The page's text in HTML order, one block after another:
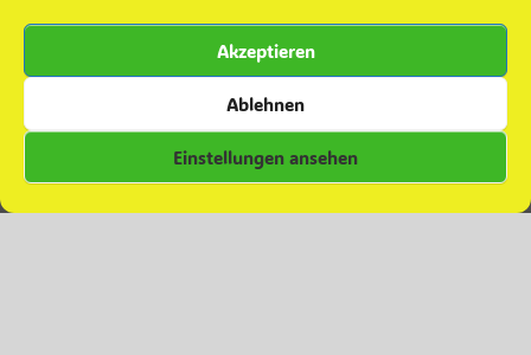
Akzeptieren
Ablehnen
Einstellungen ansehen
Zuwachs für die Einsatzabteilung 28. September 2025
Besuch in Colbitz 7. Juni 2025
Kommentare zu Beiträgen